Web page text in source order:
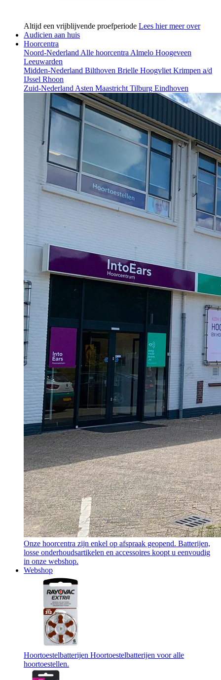
Altijd een vrijblijvende proefperiode Lees hier meer over
Audicien aan huis
Hoorcentra
Noord-NederlandAlle hoorcentraAlmelo Hoogeveen
Leeuwarden
Midden-Nederland Bilthoven Brielle HoogvlietKrimpen a/d
IJssel Rhoon
Zuid-NederlandAsten MaastrichtTilburg Eindhoven
Onze hoorcentra zijn enkel op afspraak geopend. Batterijen,
losse onderhoudsartikelen en accessoires koopt u eenvoudig
in onze webshop.
Webshop
Hoortoestelbatterijen Hoortoestelbatterijen voor alle
hoortoestellen.